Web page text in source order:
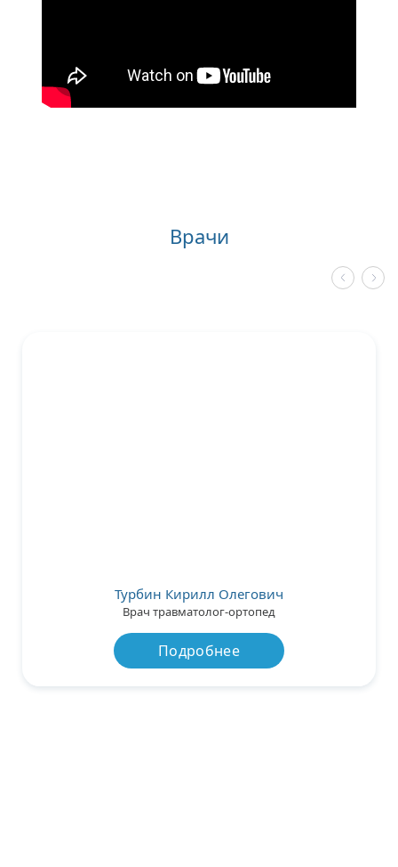
Врачи
Турбин Кирилл Олегович
Врач травматолог-ортопед
Подробнее